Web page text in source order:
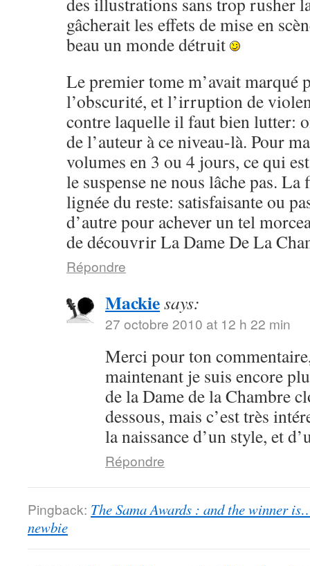
gâcherait les effets de mise en
beau un monde détruit
Le premier tome m’avait marqué
l’obscurité, et l’irruption de
contre laquelle il faut bien lutter:
de l’auteur à ce niveau-là. Pour
volumes en 3 ou 4 jours, ce qui
le suspense ne nous lâche pas. La
lignée du reste: satisfaisante ou
d’autre pour achever un tel
de découvrir La Dame De La
Répondre
Mackiesays:
27 octobre 2010 at 12 h 22 min
Merci pour ton
maintenant je suis encore
de la Dame de la Chambre
dessous, mais c’est très
la naissance d’un style, et
Répondre
Pingback: The Sama Awards : and the winner
newbie